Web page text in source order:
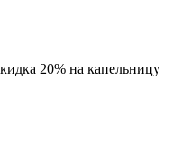
20% на капельницу